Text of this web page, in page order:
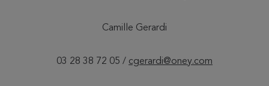
Camille Gerardi
03 28 38 72 05 / cgerardi@oney.com